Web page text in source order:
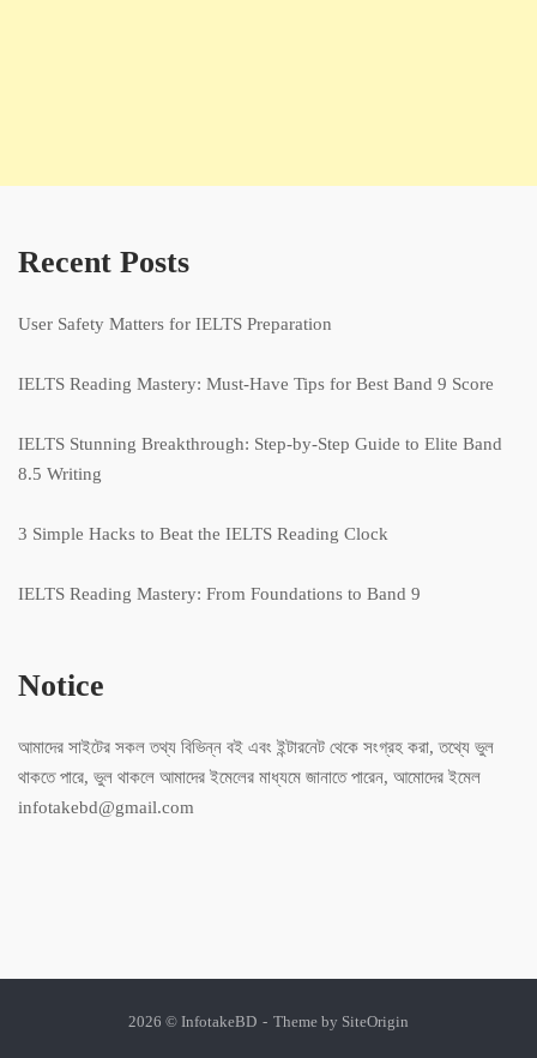
Recent Posts
User Safety Matters for IELTS Preparation
IELTS Reading Mastery: Must-Have Tips for Best Band 9 Score
IELTS Stunning Breakthrough: Step-by-Step Guide to Elite Band
8.5 Writing
3 Simple Hacks to Beat the IELTS Reading Clock
IELTS Reading Mastery: From Foundations to Band 9
Notice
আমাদের সাইটের সকল তথ্য বিভিন্ন বই এবং ইন্টারনেট থেকে সংগ্রহ করা, তথ্যে ভুল
থাকতে পারে, ভুল থাকলে আমাদের ইমেলের মাধ্যমে জানাতে পারেন, আমোদের ইমেল
infotakebd@gmail.com
2026 © InfotakeBD Theme by SiteOrigin